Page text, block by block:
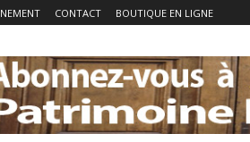
CONTACT BOUTIQUE EN LIGNE